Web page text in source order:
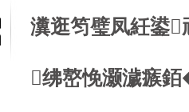
瀵逛笉璧凤紝鍙
绋嶅悗灏濊瘯